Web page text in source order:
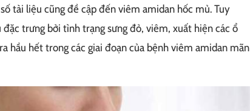
tài liệu cũng đề cập đến viêm amidan hốc mủ. Tuy
trưng bởi tình trạng sưng đỏ, viêm, xuất hiện các ổ
hầu hết trong các giai đoạn của bệnh viêm amidan mãn